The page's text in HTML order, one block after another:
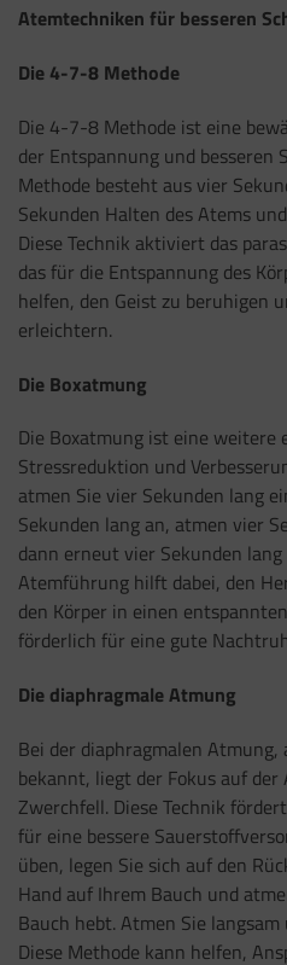
Atemtechniken für besseren
Die 4-7-8 Methode
Die 4-7-8 Methode ist eine
der Entspannung und besseren
Methode besteht aus vier
Sekunden Halten des Atems
Diese Technik aktiviert das
das für die Entspannung des
helfen, den Geist zu beruhigen
erleichtern.
Die Boxatmung
Die Boxatmung ist eine weitere
Stressreduktion und
atmen Sie vier Sekunden lang
Sekunden lang an, atmen vier
dann erneut vier Sekunden
Atemführung hilft dabei, den
den Körper in einen
förderlich für eine gute
Die diaphragmale Atmung
Bei der diaphragmalen
bekannt, liegt der Fokus auf
Zwerchfell. Diese Technik
für eine bessere
üben, legen Sie sich auf den
Hand auf Ihrem Bauch und
Bauch hebt. Atmen Sie
Diese Methode kann helfen,